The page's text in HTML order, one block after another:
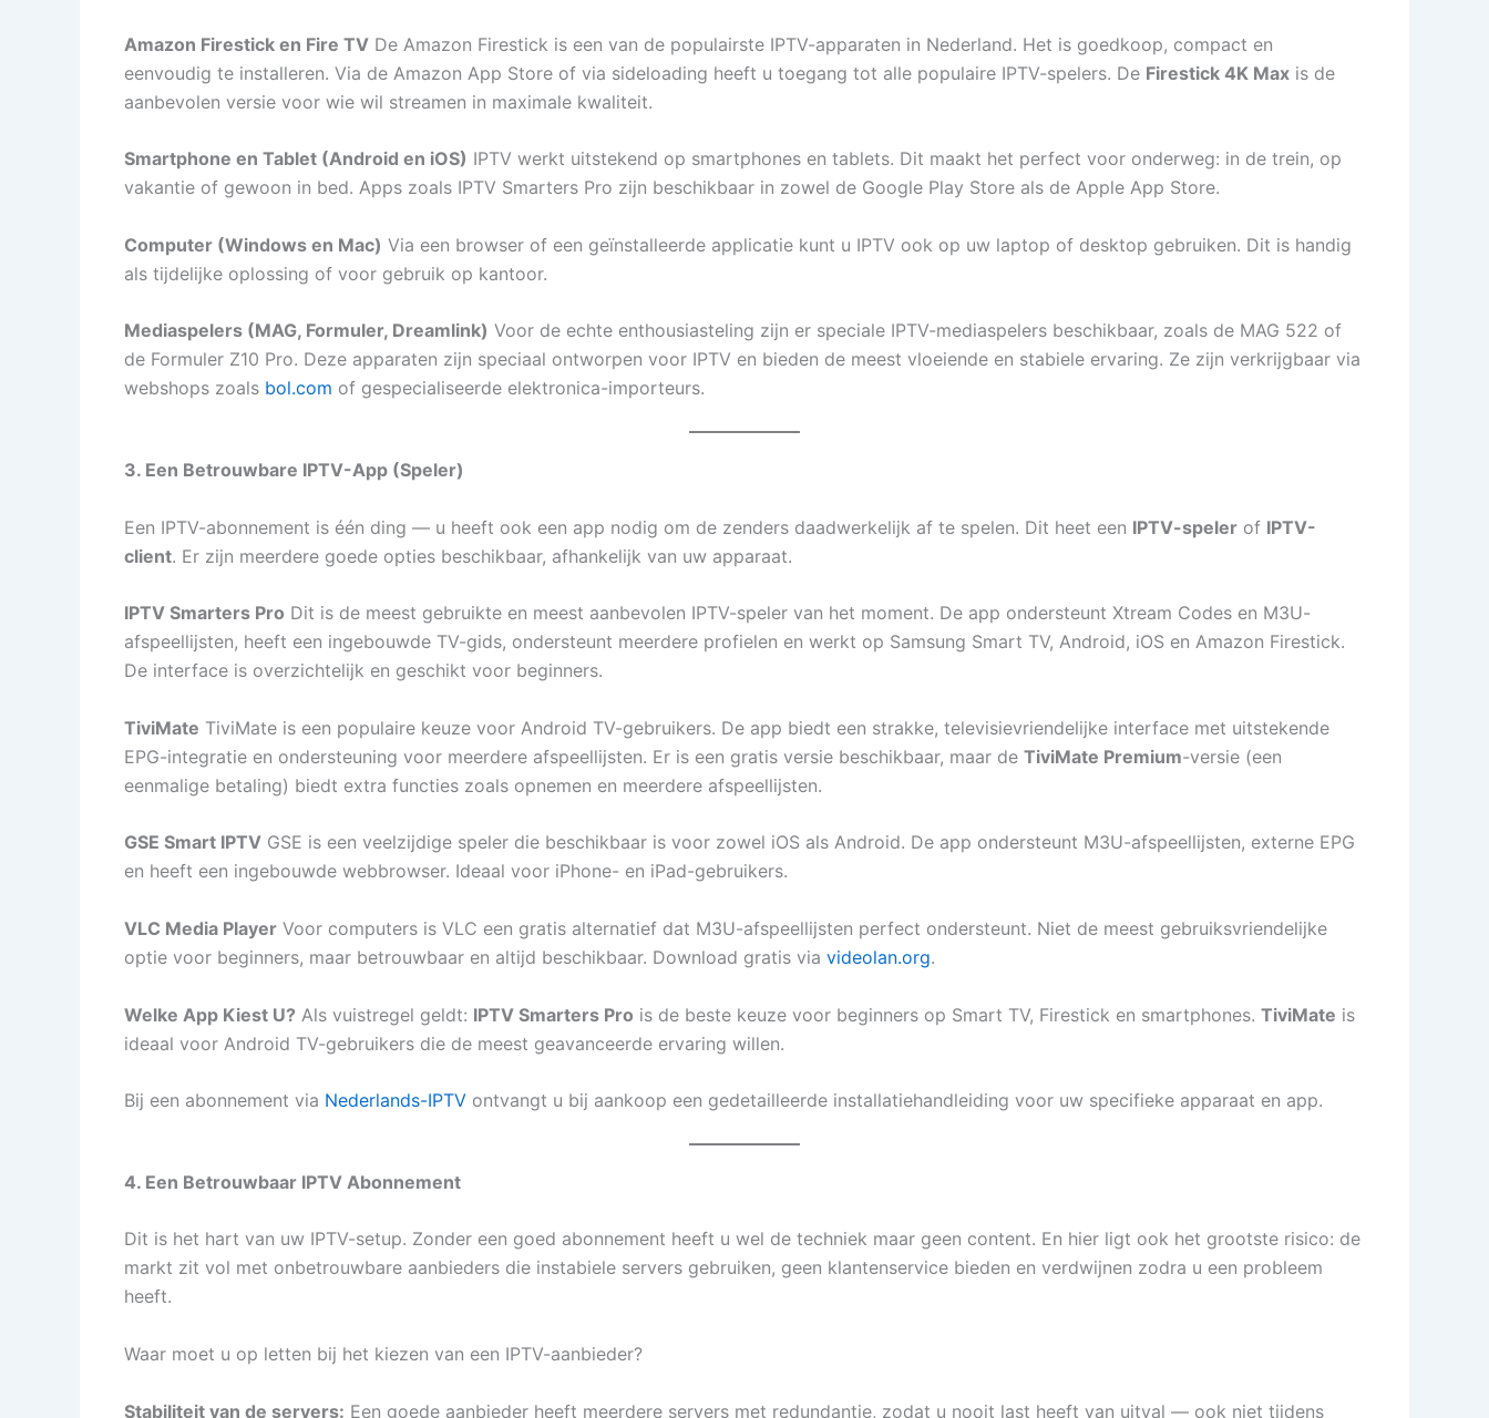
Amazon Firestick en Fire TV De Amazon Firestick is een van de populairste IPTV-apparaten in Nederland. Het is goedkoop, compact en
eenvoudig te installeren. Via de Amazon App Store of via sideloading heeft u toegang tot alle populaire IPTV-spelers. De Firestick 4K Max is de
aanbevolen versie voor wie wil streamen in maximale kwaliteit.
Smartphone en Tablet (Android en iOS) IPTV werkt uitstekend op smartphones en tablets. Dit maakt het perfect voor onderweg: in de trein, op
vakantie of gewoon in bed. Apps zoals IPTV Smarters Pro zijn beschikbaar in zowel de Google Play Store als de Apple App Store.
Computer (Windows en Mac) Via een browser of een geïnstalleerde applicatie kunt u IPTV ook op uw laptop of desktop gebruiken. Dit is handig
als tijdelijke oplossing of voor gebruik op kantoor.
Mediaspelers (MAG, Formuler, Dreamlink) Voor de echte enthousiasteling zijn er speciale IPTV-mediaspelers beschikbaar, zoals de MAG 522 of
de Formuler Z10 Pro. Deze apparaten zijn speciaal ontworpen voor IPTV en bieden de meest vloeiende en stabiele ervaring. Ze zijn verkrijgbaar via
webshops zoals bol.com of gespecialiseerde elektronica-importeurs.
3. Een Betrouwbare IPTV-App (Speler)
Een IPTV-abonnement is één ding — u heeft ook een app nodig om de zenders daadwerkelijk af te spelen. Dit heet een IPTV-speler of IPTV-
client. Er zijn meerdere goede opties beschikbaar, afhankelijk van uw apparaat.
IPTV Smarters Pro Dit is de meest gebruikte en meest aanbevolen IPTV-speler van het moment. De app ondersteunt Xtream Codes en M3U-
afspeellijsten, heeft een ingebouwde TV-gids, ondersteunt meerdere profielen en werkt op Samsung Smart TV, Android, iOS en Amazon Firestick.
De interface is overzichtelijk en geschikt voor beginners.
TiviMate TiviMate is een populaire keuze voor Android TV-gebruikers. De app biedt een strakke, televisievriendelijke interface met uitstekende
EPG-integratie en ondersteuning voor meerdere afspeellijsten. Er is een gratis versie beschikbaar, maar de TiviMate Premium-versie (een
eenmalige betaling) biedt extra functies zoals opnemen en meerdere afspeellijsten.
GSE Smart IPTV GSE is een veelzijdige speler die beschikbaar is voor zowel iOS als Android. De app ondersteunt M3U-afspeellijsten, externe EPG
en heeft een ingebouwde webbrowser. Ideaal voor iPhone- en iPad-gebruikers.
VLC Media Player Voor computers is VLC een gratis alternatief dat M3U-afspeellijsten perfect ondersteunt. Niet de meest gebruiksvriendelijke
optie voor beginners, maar betrouwbaar en altijd beschikbaar. Download gratis via videolan.org.
Welke App Kiest U? Als vuistregel geldt: IPTV Smarters Pro is de beste keuze voor beginners op Smart TV, Firestick en smartphones. TiviMate is
ideaal voor Android TV-gebruikers die de meest geavanceerde ervaring willen.
Bij een abonnement via Nederlands-IPTV ontvangt u bij aankoop een gedetailleerde installatiehandleiding voor uw specifieke apparaat en app.
4. Een Betrouwbaar IPTV Abonnement
Dit is het hart van uw IPTV-setup. Zonder een goed abonnement heeft u wel de techniek maar geen content. En hier ligt ook het grootste risico: de
markt zit vol met onbetrouwbare aanbieders die instabiele servers gebruiken, geen klantenservice bieden en verdwijnen zodra u een probleem
heeft.
Waar moet u op letten bij het kiezen van een IPTV-aanbieder?
Stabiliteit van de servers: Een goede aanbieder heeft meerdere servers met redundantie, zodat u nooit last heeft van uitval — ook niet tijdens